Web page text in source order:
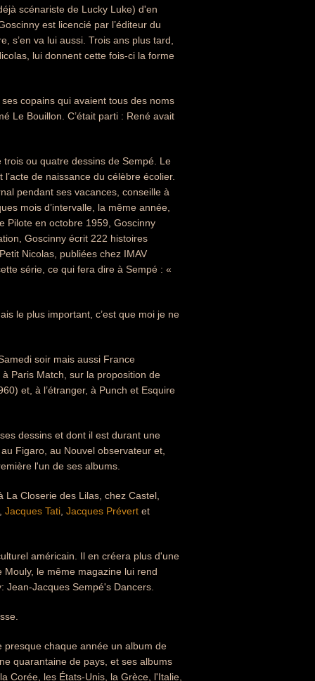
scénariste de Lucky Luke) d'en
est licencié par l’éditeur du
s’en va lui aussi. Trois ans plus tard,
lui donnent cette fois-ci la forme
copains qui avaient tous des noms
Le Bouillon. C’était parti : René avait
ou quatre dessins de Sempé. Le
de naissance du célèbre écolier.
pendant ses vacances, conseille à
mois d’intervalle, la même année,
Pilote en octobre 1959, Goscinny
Goscinny écrit 222 histoires
Nicolas, publiées chez IMAV
série, ce qui fera dire à Sempé : «
le plus important, c’est que moi je ne
soir mais aussi France
Paris Match, sur la proposition de
et, à l’étranger, à Punch et Esquire
dessins et dont il est durant une
Figaro, au Nouvel observateur et,
l'un de ses albums.
Closerie des Lilas, chez Castel,
Jacques Tati Jacques Prévert et
américain. Il en créera plus d'une
le même magazine lui rend
Jacques Sempé's Dancers.
presque chaque année un album de
quarantaine de pays, et ses albums
Corée, les États-Unis, la Grèce, l'Italie,